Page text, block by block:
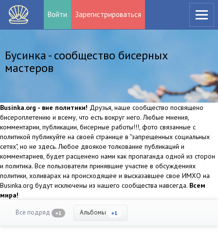
Войти Зарегистрироваться
Бусинка - сообщество бисерных
мастеров
Businka.org - вне политики! Друзья, наше сообщество посвящено
бисероплетению и всему, что есть вокруг него. Любые мнения,
комментарии, публикации, бисерные работы!!!, фото связанные с
политикой публикуйте на своей странице в "запрещенных социальных
сетях", но не здесь. Любое двоякое толкование публикаций и
комментариев, будет расценено нами как пропаганда одной из сторон
и политика. Все пользователи принявшие участие в обсуждениях
политики, холиварах на происходящее и высказавшее свое ИМХО на
Businka.org будут исключены из нашего сообщества навсегда. Всем
мира!
Все подряд +1 Альбомы +1